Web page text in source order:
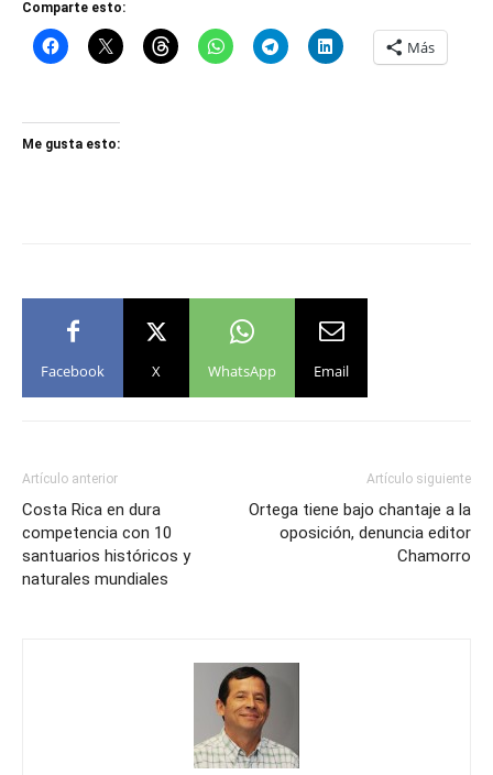
Comparte esto:
Más
Me gusta esto:
Facebook X WhatsApp Email
Artículo anterior
Costa Rica en dura
competencia con 10
santuarios históricos y
naturales mundiales
Artículo siguiente
Ortega tiene bajo chantaje a la
oposición, denuncia editor
Chamorro